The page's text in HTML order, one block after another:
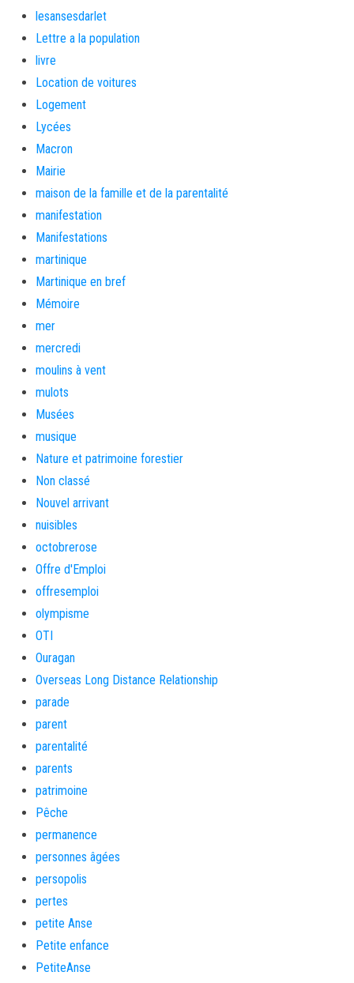
lesansesdarlet
Lettre a la population
livre
Location de voitures
Logement
Lycées
Macron
Mairie
maison de la famille et de la parentalité
manifestation
Manifestations
martinique
Martinique en bref
Mémoire
mer
mercredi
moulins à vent
mulots
Musées
musique
Nature et patrimoine forestier
Non classé
Nouvel arrivant
nuisibles
octobrerose
Offre d'Emploi
offresemploi
olympisme
OTI
Ouragan
Overseas Long Distance Relationship
parade
parent
parentalité
parents
patrimoine
Pêche
permanence
personnes âgées
persopolis
pertes
petite Anse
Petite enfance
PetiteAnse